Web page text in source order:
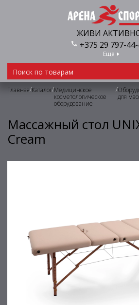
ЖИВИ
+375 29 797-
Еще
Главная/Каталог/Медицинское
косметологическое
оборудование
/
для
Массажный стол
Cream